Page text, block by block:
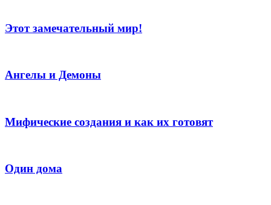
Этот замечательный мир!
Ангелы и Демоны
Мифические создания и как их готовят
Один дома